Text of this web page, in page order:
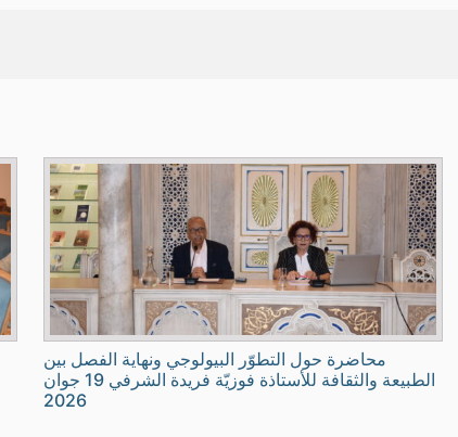
محاضرة حول التطوّر البيولوجي ونهاية الفصل بين
الطبيعة والثقافة للأستاذة فوزيّة فريدة الشرفي 19 جوان
2026